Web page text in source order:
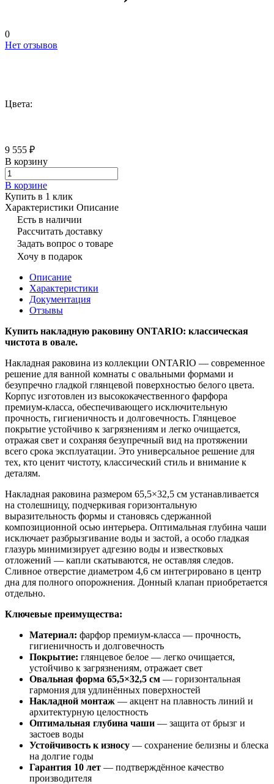
0
Нет отзывов
Цвета:
9 555 ₽
В корзину
В корзине
Купить в 1 клик
Характеристики Описание
Есть в наличии
Рассчитать доставку
Задать вопрос о товаре
Хочу в подарок
Описание
Характеристики
Документация
Отзывы
Купить накладную раковину ONTARIO: классическая
чистота в овале.
Накладная раковина из коллекции ONTARIO — современное
решение для ванной комнаты с овальными формами и
безупречно гладкой глянцевой поверхностью белого цвета.
Корпус изготовлен из высококачественного фарфора
премиум-класса, обеспечивающего исключительную
прочность, гигиеничность и долговечность. Глянцевое
покрытие устойчиво к загрязнениям и легко очищается,
отражая свет и сохраняя безупречный вид на протяжении
всего срока эксплуатации. Это универсальное решение для
тех, кто ценит чистоту, классический стиль и внимание к
деталям.
Накладная раковина размером 65,5×32,5 см устанавливается
на столешницу, подчеркивая горизонтальную
выразительность формы и становясь сдержанной
композиционной осью интерьера. Оптимальная глубина чаши
исключает разбрызгивание воды и застой, а особо гладкая
глазурь минимизирует адгезию воды и известковых
отложений — капли скатываются, не оставляя следов.
Сливное отверстие диаметром 4,6 см интегрировано в центр
дна для полного опорожнения. Донный клапан приобретается
отдельно.
Ключевые преимущества:
Материал: фарфор премиум-класса — прочность,
гигиеничность и долговечность
Покрытие: глянцевое белое — легко очищается,
устойчиво к загрязнениям, отражает свет
Овальная форма 65,5×32,5 см — горизонтальная
гармония для удлинённых поверхностей
Накладной монтаж — акцент на плавность линий и
архитектурную целостность
Оптимальная глубина чаши — защита от брызг и
застоев воды
Устойчивость к износу — сохранение белизны и блеска
на долгие годы
Гарантия 10 лет — подтверждённое качество
производителя